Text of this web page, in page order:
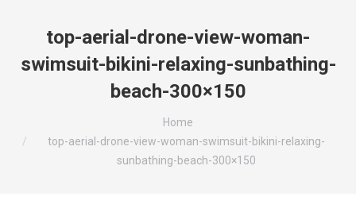
top-aerial-drone-view-woman-
swimsuit-bikini-relaxing-sunbathing-
beach-300×150
Home
top-aerial-drone-view-woman-swimsuit-bikini-relaxing-
sunbathing-beach-300×150